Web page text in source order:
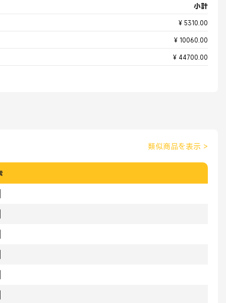
小計
¥ 5310.00
¥ 10060.00
¥ 44700.00
類似商品を表示 >